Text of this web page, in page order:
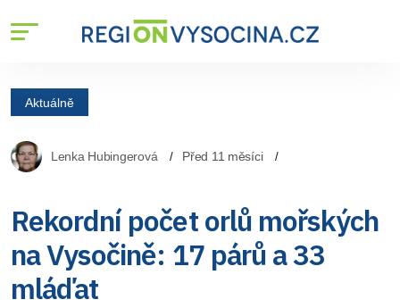
Aktuálně
Lenka Hubingerová Před 11 měsíci
Rekordní počet orlů mořských
na Vysočině: 17 párů a 33
mláďat